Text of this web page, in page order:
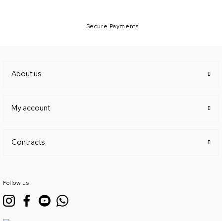
Secure Payments
About us
My account
Contracts
Follow us